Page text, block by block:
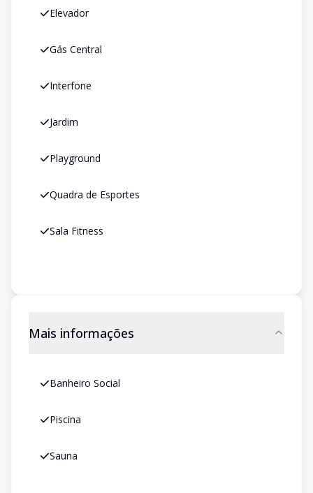
Elevador
Gás Central
Interfone
Jardim
Playground
Quadra de Esportes
Sala Fitness
Mais informações
Banheiro Social
Piscina
Sauna